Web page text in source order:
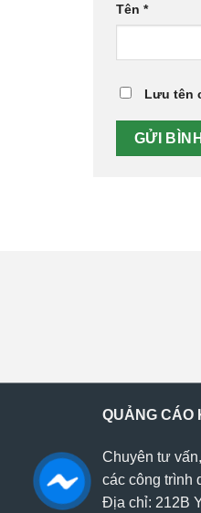
Tên *
Lưu tên
QUẢNG CÁO
Chuyên tư
các công trình
Địa chỉ: 212B